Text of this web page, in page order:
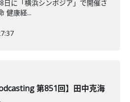
日に「横浜シンポジア」で開催さ
健康経...
第851回】田中克海